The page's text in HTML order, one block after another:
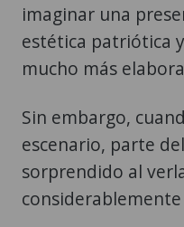
imaginar una
estética patriótica
mucho más
Sin embargo,
escenario, parte
sorprendido al